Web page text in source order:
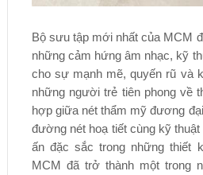
Bộ sưu tập mới nhất của MCM
những cảm hứng âm nhạc, kỹ
cho sự mạnh mẽ, quyến rũ và
những người trẻ tiên phong về
hợp giữa nét thẩm mỹ đương
đường nét hoạ tiết cùng kỹ
ấn đặc sắc trong những thiết
MCM đã trở thành một trong